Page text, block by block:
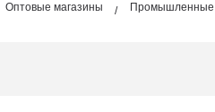
Оптовые магазины Промышленные